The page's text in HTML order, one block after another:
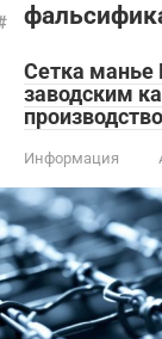
Сетка манье
заводским
Информация